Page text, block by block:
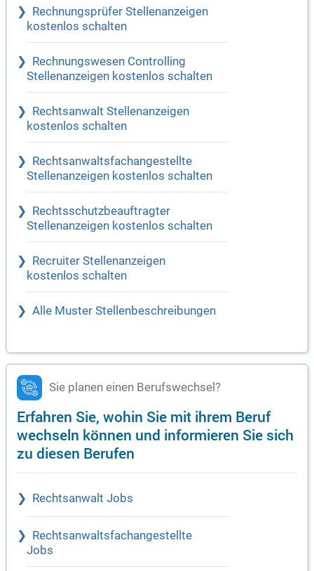
Rechnungsprüfer Stellenanzeigen
kostenlos schalten
Rechnungswesen Controlling
Stellenanzeigen kostenlos schalten
Rechtsanwalt Stellenanzeigen
kostenlos schalten
Rechtsanwaltsfachangestellte
Stellenanzeigen kostenlos schalten
Rechtsschutzbeauftragter
Stellenanzeigen kostenlos schalten
Recruiter Stellenanzeigen
kostenlos schalten
Alle Muster Stellenbeschreibungen
Sie planen einen Berufswechsel?
Erfahren Sie, wohin Sie mit ihrem Beruf
wechseln können und informieren Sie sich
zu diesen Berufen
Rechtsanwalt Jobs
Rechtsanwaltsfachangestellte
Jobs